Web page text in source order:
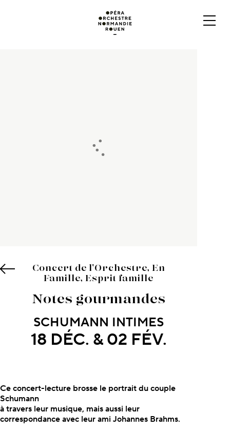
Concert de l'Orchestre, En
Famille, Esprit famille
Notes gourmandes
SCHUMANN INTIMES
18 DÉC. & 02 FÉV.
À propos du concert
Ce concert-lecture brosse le portrait du couple
Schumann
à travers leur musique, mais aussi leur
correspondance avec leur ami Johannes Brahms.